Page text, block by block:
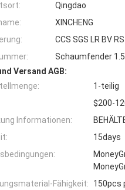
Qingdao
XINCHENG
CCS SGS LR BV RS
Schaumfender
Versand AGB:
1-teilig
$200-
Informationen:
15days
Fähigkeit:
150pcs